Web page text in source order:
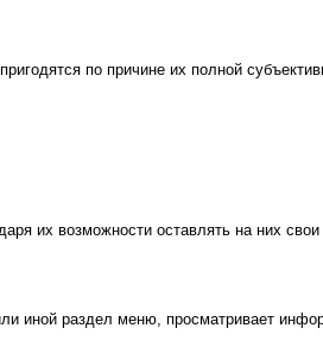
по причине их полной
их возможности оставлять на них
иной раздел меню, просматривает